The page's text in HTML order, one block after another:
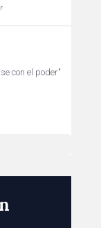
con el poder"